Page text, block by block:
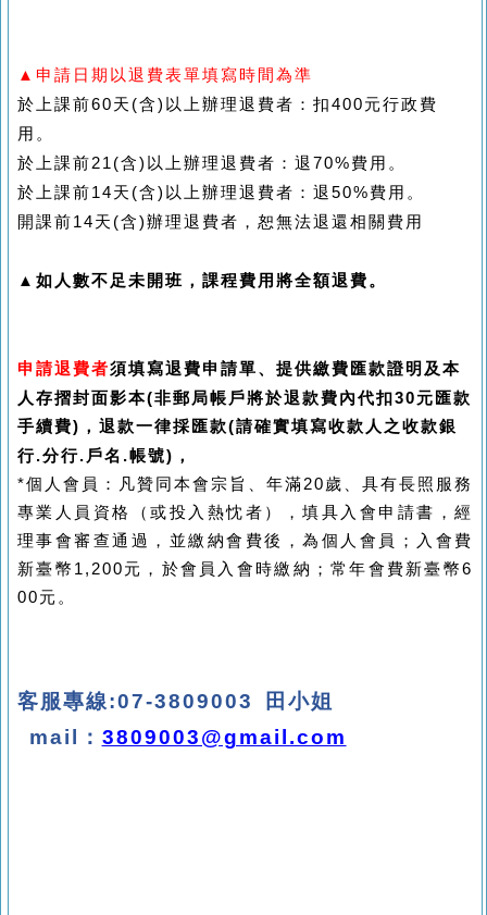
▲申請日期以退費表單填寫時間為準
於上課前60天 (含) 以上辦理退費者：扣400元行政費
用。
於上課前21(含) 以上辦理退費者：退70%費用。
於上課前14天 (含) 以上辦理退費者：退50%費用。
開課前14天 (含)辦理退費者，恕無法退還相關費用
▲如人數不足未開班，課程費用將全額退費。
申請退費者須填寫退費申請單、提供繳費匯款證明及本
人存摺封面影本(非郵局帳戶將於退款費內代扣30元匯款
手續費) ，退款一律採匯款(請確實填寫收款人之收款銀
行.分行. 戶名 .帳號) ，
*個人會員：凡贊同本會宗旨、年滿20歲、具有長照服務
專業人員資格（或投入熱忱者），填具入會申請書，經
理事會審查通過，並繳納會費後，為個人會員；入會費
新臺幣 1,200元，於會員入會時繳納；常年會費新臺幣6
00元。
客服專線:07-3809003
田小姐
mail
： 3809003@gmail.com